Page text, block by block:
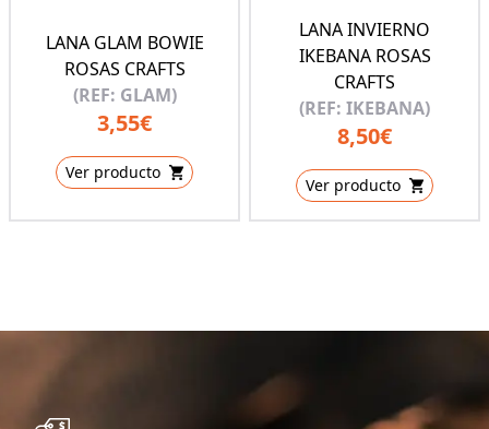
LANA GLAM BOWIE
ROSAS CRAFTS
(REF: GLAM)
3,55€
Ver producto
LANA INVIERNO
IKEBANA ROSAS
CRAFTS
(REF: IKEBANA)
8,50€
Ver producto